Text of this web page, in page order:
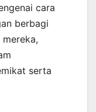
cara
berbagi
serta